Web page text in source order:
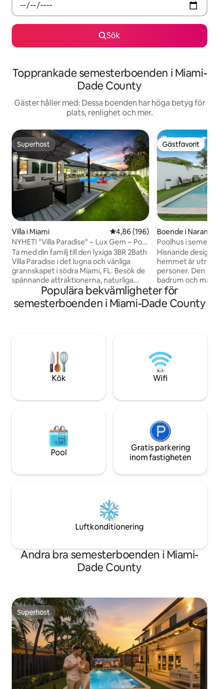
Sök
Topprankade semesterboenden i Miami-
Dade County
Gäster håller med: Dessa boenden har höga betyg för
plats, renlighet och mer.
Superhost
Superhost
Villa i Miami 4,86 av 5 i genomsnittligt
4,86 (196)
NYHET! "Villa Paradise" ~ Lux Gem ~ Pool
~ Spelrum
Ta med din familj till den lyxiga 3BR 2Bath
Villa Paradise i det lugna och vänliga
grannskapet i södra Miami, FL. Besök de
spännande attraktionerna, naturliga
landmärkena, restaurangerna, affärerna
och mycket mer, och dra dig sedan
tillbaka till den överdådiga oasen som
Fullt utrustat kök ✔ Uppvärmd pool ✔
Spelrum ✔ Smart-TV ✔ Smart House ✔
Höghastighets-Wi-Fi ✔ Gratis parkering
Gästfavorit
Gästfavorit
Boende i Naranja
Poolhus i
och
Hisnande design:
hemmet är
personer. Den har 4
badrum och
belysning.
garanteras med
grupper av
efter ett utmärkt
banken.
Populära bekvämligheter för
semesterboenden i Miami-Dade County
Kök Wifi
Pool
Gratis parkering
inom fastigheten
Luftkonditionering
Andra bra semesterboenden i Miami-
Dade County
Superhost
Superhost